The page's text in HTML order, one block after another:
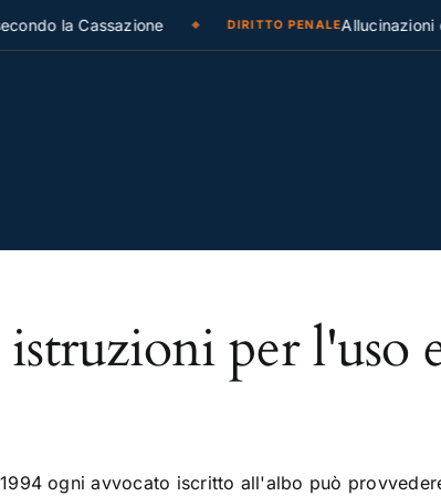
la Cassazione DIRITTO PENALEAllucinazioni
per l'uso
ogni avvocato iscritto all'albo può